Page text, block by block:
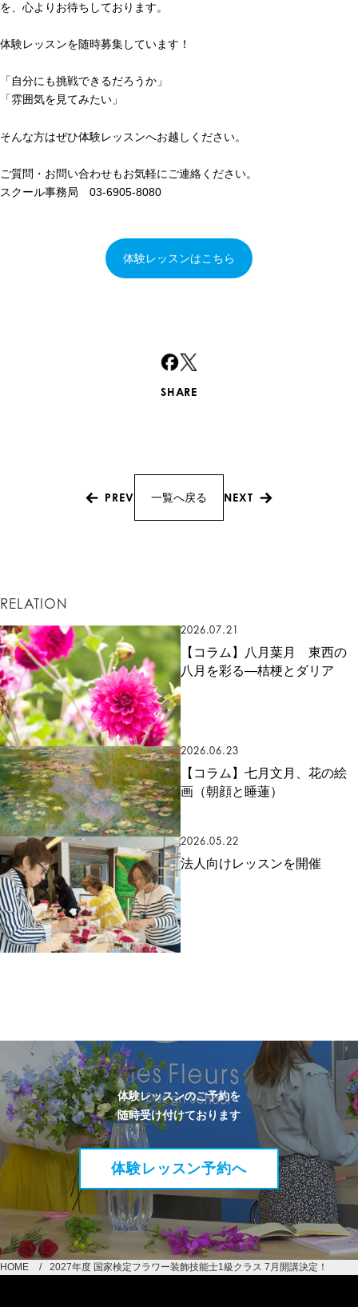
を、心よりお待ちしております。
体験レッスンを随時募集しています！
「自分にも挑戦できるだろうか」
「雰囲気を見てみたい」
そんな方はぜひ体験レッスンへお越しください。
ご質問・お問い合わせもお気軽にご連絡ください。
スクール事務局 03-6905-8080
体験レッスンはこちら
SHARE
PREV 一覧へ戻る NEXT
RELATION
2026.07.21
【コラム】八月葉月 東西の
八月を彩る―桔梗とダリア
2026.06.23
【コラム】七月文月、花の絵
画（朝顔と睡蓮）
2026.05.22
法人向けレッスンを開催
体験レッスンのご予約を
随時受け付けております
体験レッスン予約へ
HOME 2027年度 国家検定フラワー装飾技能士1級クラス 7月開講決定！